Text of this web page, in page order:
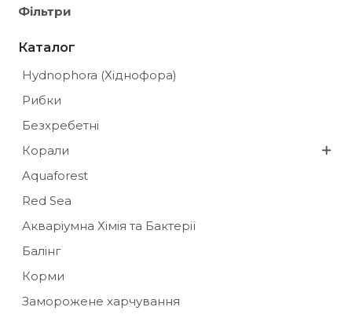
Фільтри
Каталог
Hydnophora (Хіднофора)
Рибки
Безхребетні
Корали
Aquaforest
Red Sea
Акваріумна Хімія та Бактерії
Балінг
Корми
Заморожене харчування